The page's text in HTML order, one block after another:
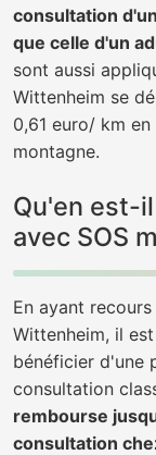
consultation
que celle d'un
sont aussi
Wittenheim se
0,61 euro/ km
montagne.
Qu'en est-
avec SOS
En ayant
Wittenheim, il
bénéficier d'une
consultation
rembourse
consultation